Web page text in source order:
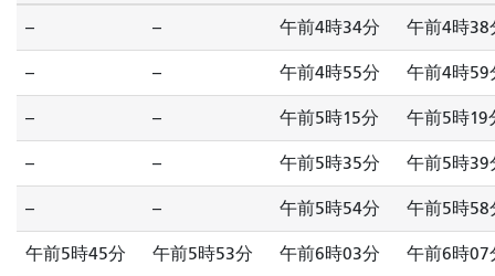
-- -- 午前4時34分 午前4時38
-- -- 午前4時55分 午前4時59
-- -- 午前5時15分 午前5時19
-- -- 午前5時35分 午前5時39
-- -- 午前5時54分 午前5時58
午前5時45分 午前5時53分 午前6時03分 午前6時07